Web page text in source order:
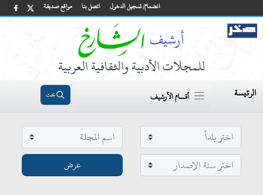
مواقع صديقة اتصل بنا انضمام/ تسجيل الدخول
للمجلات الأدبية والثقافية العربية
الرئيسة أقسام الأرشيف بحث